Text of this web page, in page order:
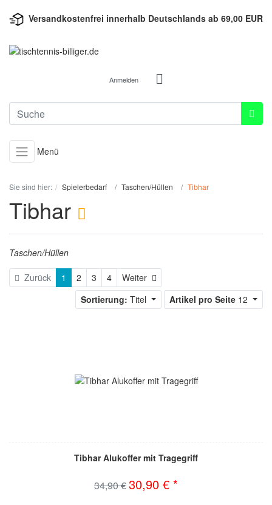
Versandkostenfrei innerhalb Deutschlands ab 69,00 EUR
Anmelden
Menü
Sie sind hier: Spielerbedarf Taschen/Hüllen Tibhar
Tibhar
Taschen/Hüllen
Zurück 1 2 3 4 Weiter
Sortierung: Titel Artikel pro Seite 12
Tibhar Alukoffer mit Tragegriff
34,90 €30,90 € *